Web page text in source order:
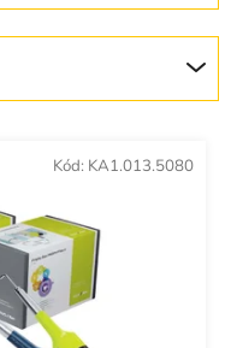
Kód: KA1.013.5080